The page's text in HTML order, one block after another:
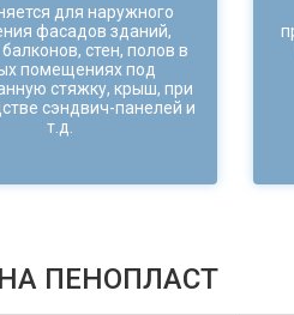
для наружного
фасадов зданий,
стен, полов в
помещениях под
стяжку, крыш, при
сэндвич-панелей и
т.д.
ПЕНОПЛАСТ